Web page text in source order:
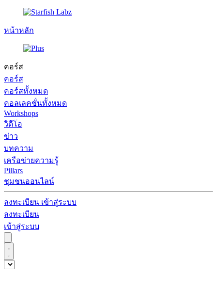
หน้าหลัก
คอร์ส
คอร์ส
คอร์สทั้งหมด
คอลเลคชั่นทั้งหมด
Workshops
วิดีโอ
ข่าว
บทความ
เครือข่ายความรู้
Pillars
ชุมชนออนไลน์
ลงทะเบียน เข้าสู่ระบบ
ลงทะเบียน
เข้าสู่ระบบ